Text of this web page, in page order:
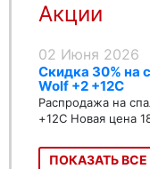
Акции
02 Июня 2026
Скидка 30% на
Wolf +2 +12C
Распродажа на
+12C Новая цена
ПОКАЗАТЬ ВСЕ